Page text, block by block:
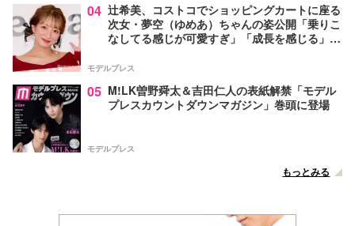
04 辻希美、コストコでショッピングカートに座る
次女・夢空（ゆめあ）ちゃんの姿公開「乗りこ
なしてる感じが可愛すぎ」「成長を感じる」の
モデルプレス
05 M!LK曽野舜太＆吉田仁人の表紙解禁「モデル
プレスカウントダウンマガジン」巻頭に登場
モデルプレス
もっとみる